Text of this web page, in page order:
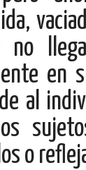
no
en
al
o